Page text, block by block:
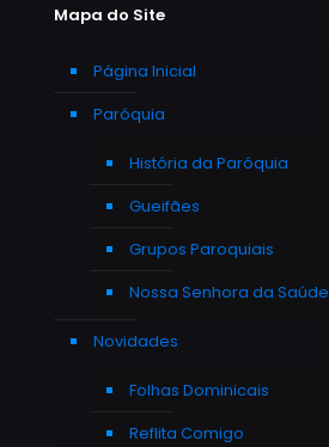
Mapa do Site
Página Inicial
Paróquia
História da Paróquia
Gueifães
Grupos Paroquiais
Nossa Senhora da Saúde
Novidades
Folhas Dominicais
Reflita Comigo